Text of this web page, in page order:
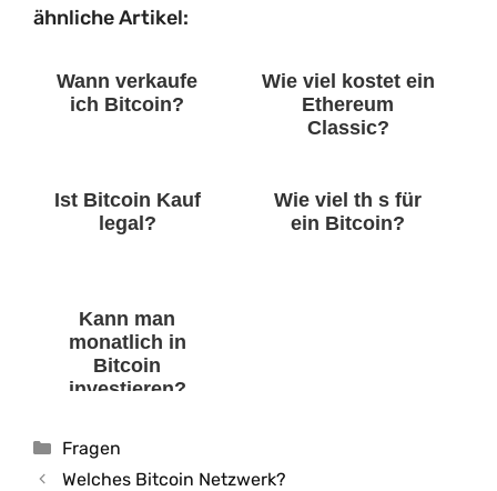
ähnliche Artikel:
Wann verkaufe
ich Bitcoin?
Wie viel kostet ein
Ethereum
Classic?
Ist Bitcoin Kauf
legal?
Wie viel th s für
ein Bitcoin?
Kann man
monatlich in
Bitcoin
investieren?
Kategorien
Fragen
Welches Bitcoin Netzwerk?